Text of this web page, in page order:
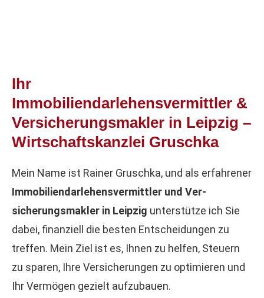
Ihr
Immobiliendarlehensvermittler &
Ver­sicherungs­makler in Leipzig –
Wirtschaftskanzlei Gruschka
Mein Name ist Rainer Gruschka, und als erfahrener
Immobiliendarlehensvermittler und Ver­
sicherungs­makler in Leipzig unterstütze ich Sie
dabei, finanziell die besten Entscheidungen zu
treffen. Mein Ziel ist es, Ihnen zu helfen, Steuern
zu sparen, Ihre Versicherungen zu optimieren und
Ihr Vermögen gezielt aufzubauen.